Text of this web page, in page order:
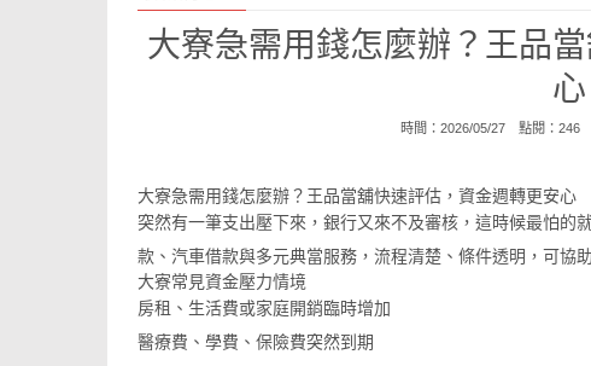
大寮急需用錢怎麼辦？王品
心
時間：2026/05/27 點閱：246
大寮急需用錢怎麼辦？王品當舖快速評估，資金週轉更安心
突然有一筆支出壓下來，銀行又來不及審核，這時候最怕的
款、汽車借款與多元典當服務，流程清楚、條件透明，可協
大寮常見資金壓力情境
房租、生活費或家庭開銷臨時增加
醫療費、學費、保險費突然到期